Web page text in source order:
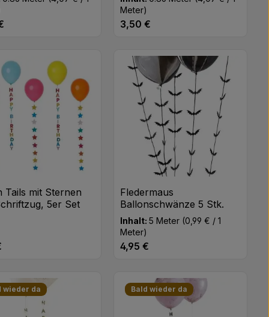
oder benutze die Schaltflächen um
gewünschten Wert ein oder
Preis:
Anzahl: Gib den gewünschten
Meter)
Regulärer Preis:
3,50 €
Produkt Anzahl:
Stk
oder benutze die Schaltflächen um
Wert ein oder benutze
Tails mit Sternen
5er Set
Preis:
Anzahl: Gib den gewünschten
Stk
Fledermaus
Ballonschwänze 5 Stk.
Inhalt: 5 Meter (0,99 € / 1
Meter)
Regulärer Preis:
4,95 €
Produkt Anzahl:
Stk
wieder da Bald wieder da